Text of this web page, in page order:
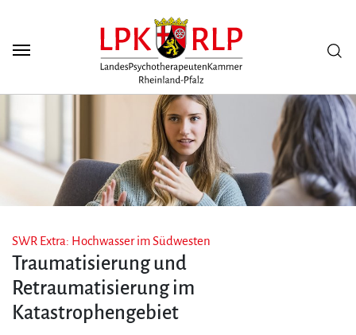
SWR Extra: Hochwasser im Südwesten
Traumatisierung und
Retraumatisierung im
Katastrophengebiet